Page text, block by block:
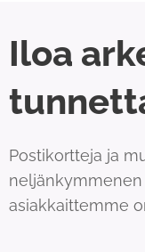
Iloa
Postikortteja ja
asiakkaittemme